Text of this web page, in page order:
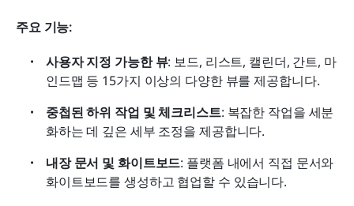
주요 기능:
사용자 지정 가능한 뷰: 보드, 리스트, 캘린더, 간트, 마
인드맵 등 15가지 이상의 다양한 뷰를 제공합니다.
중첩된 하위 작업 및 체크리스트: 복잡한 작업을 세분
화하는 데 깊은 세부 조정을 제공합니다.
내장 문서 및 화이트보드: 플랫폼 내에서 직접 문서와
화이트보드를 생성하고 협업할 수 있습니다.